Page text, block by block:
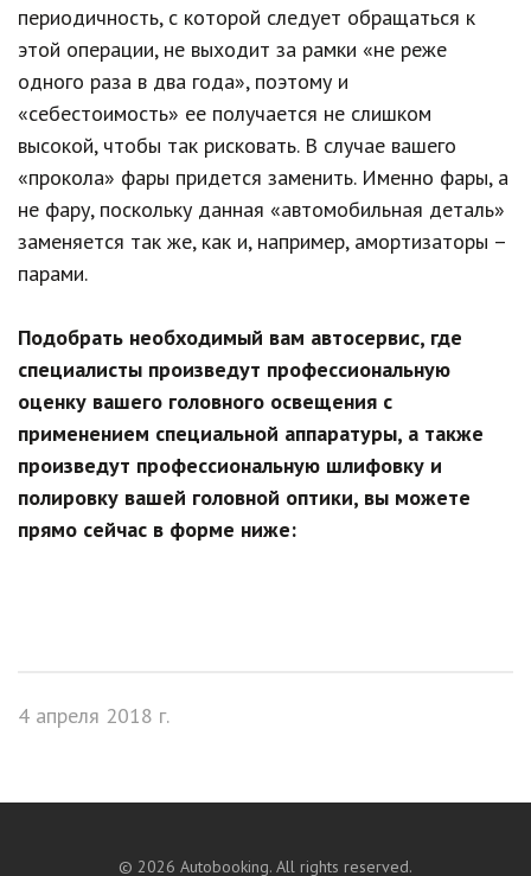
периодичность, с которой следует обращаться к
этой операции, не выходит за рамки «не реже
одного раза в два года», поэтому и
«себестоимость» ее получается не слишком
высокой, чтобы так рисковать. В случае вашего
«прокола» фары придется заменить. Именно фары, а
не фару, поскольку данная «автомобильная деталь»
заменяется так же, как и, например, амортизаторы –
парами.
Подобрать необходимый вам автосервис, где
специалисты произведут профессиональную
оценку вашего головного освещения с
применением специальной аппаратуры, а также
произведут профессиональную шлифовку и
полировку вашей головной оптики, вы можете
прямо сейчас в форме ниже:
4 апреля 2018 г.
© 2026 Autobooking. All rights reserved.